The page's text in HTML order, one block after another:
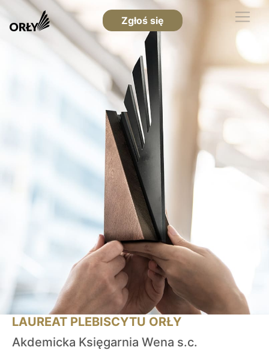
Zgłoś się
LAUREAT PLEBISCYTU ORŁY
Akdemicka Księgarnia Wena s.c.